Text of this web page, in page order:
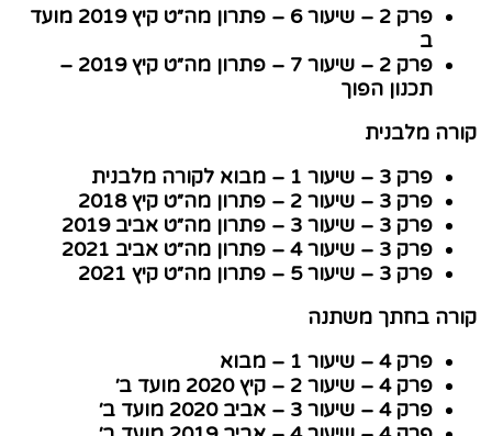
פרק 2 – שיעור 6 – פתרון מה״ט קיץ 2019 מועד
פרק2 – שיעור7 – פתרון מה״ט קיץ2019 –
תכנון הפוך
מלבנית
פרק 3 – שיעור 1 – מבוא לקורה מלבנית
פרק 3 – שיעור 2 – פתרון מה״ט קיץ 2018
פרק 3 – שיעור 3 – פתרון מה״ט אביב 2019
פרק 3 – שיעור 4 – פתרון מה״ט אביב 2021
פרק 3 – שיעור 5 – פתרון מה״ט קיץ 2021
בחתך משתנה
פרק 4 – שיעור 1 – מבוא
פרק 4 – שיעור 2 – קיץ 2020 מועד ב׳
פרק 4 – שיעור 3 – אביב 2020 מועד ב׳